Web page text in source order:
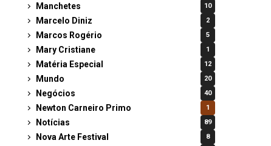
Manchetes 10
Marcelo Diniz 2
Marcos Rogério 5
Mary Cristiane 1
Matéria Especial 12
Mundo 20
Negócios 40
Newton Carneiro Primo 1
Notícias 89
Nova Arte Festival 8